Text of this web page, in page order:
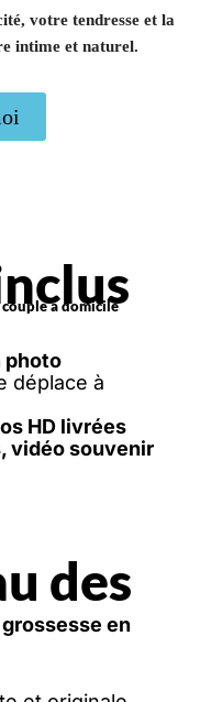
votre tendresse et la
intime et naturel.
à domicile
photo
déplace à
HD livrées
vidéo souvenir
des
en